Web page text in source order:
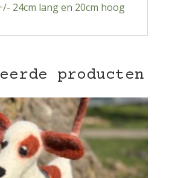
24cm lang en 20cm hoog
producten